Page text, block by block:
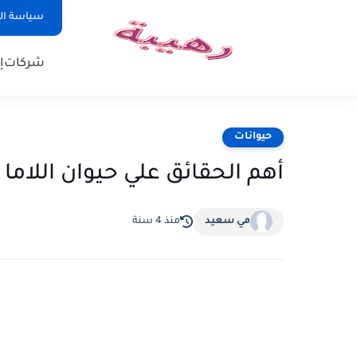
سياسة
شركات
حيوانات
أهم الحقائق علي حيوان اللاما
مي سعيد منذ 4 سنة